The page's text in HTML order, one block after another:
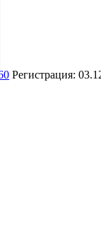
Регистрация: